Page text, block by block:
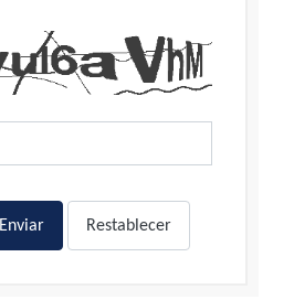
Enviar Restablecer